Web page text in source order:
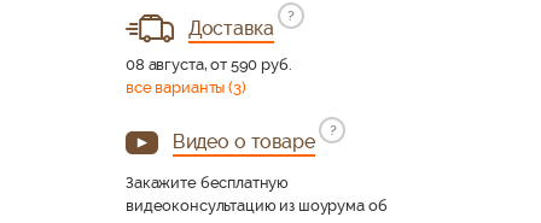
Доставка
?
08 августа, от 590 руб.
все варианты (3)
Видео о товаре
?
Закажите бесплатную
видеоконсультацию из шоурума об